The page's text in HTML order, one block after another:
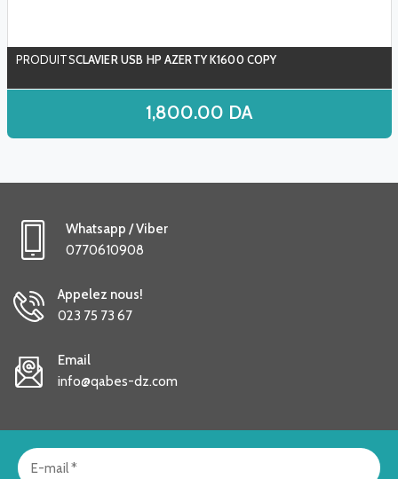
CLAVIER USB HP AZERTY K1600 COPY
1,800.00 DA
Whatsapp / Viber
0770610908
Appelez nous!
023 75 73 67
Email
info@qabes-dz.com